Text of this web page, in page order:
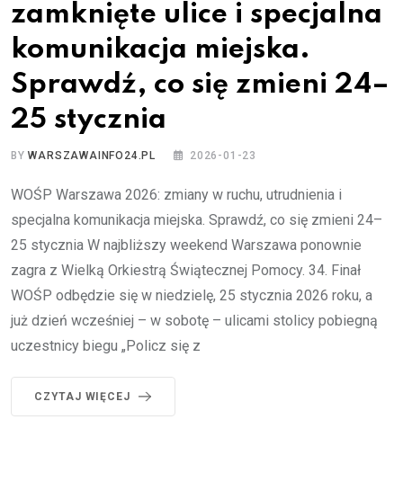
zamknięte ulice i specjalna
komunikacja miejska.
Sprawdź, co się zmieni 24–
25 stycznia
BYWARSZAWAINFO24.PL 2026-01-23
WOŚP Warszawa 2026: zmiany w ruchu, utrudnienia i
specjalna komunikacja miejska. Sprawdź, co się zmieni 24–
25 stycznia W najbliższy weekend Warszawa ponownie
zagra z Wielką Orkiestrą Świątecznej Pomocy. 34. Finał
WOŚP odbędzie się w niedzielę, 25 stycznia 2026 roku, a
już dzień wcześniej – w sobotę – ulicami stolicy pobiegną
uczestnicy biegu „Policz się z
CZYTAJ WIĘCEJ